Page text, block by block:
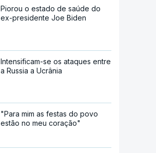
Piorou o estado de saúde do
ex-presidente Joe Biden
Intensificam-se os ataques entre
a Russia a Ucrânia
"Para mim as festas do povo
estão no meu coração"